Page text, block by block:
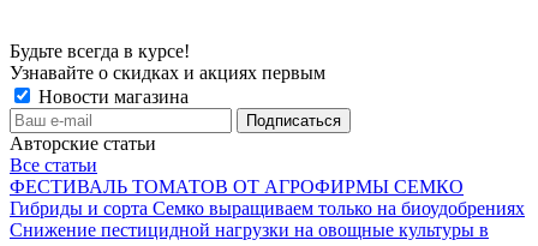
Будьте всегда в курсе!
Узнавайте о скидках и акциях первым
Новости магазина
Авторские статьи
Все статьи
ФЕСТИВАЛЬ ТОМАТОВ ОТ АГРОФИРМЫ СЕМКО
Гибриды и сорта Семко выращиваем только на биоудобрениях
Снижение пестицидной нагрузки на овощные культуры в